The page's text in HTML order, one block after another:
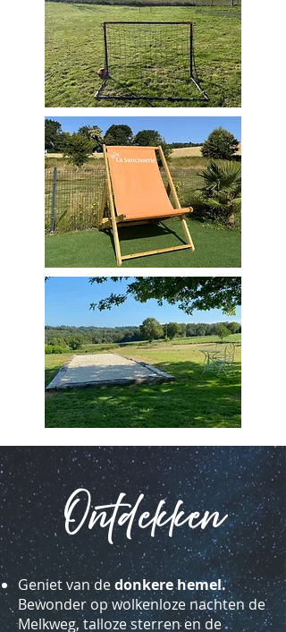
Ontdekken
Geniet van dedonkere hemel.
Bewonder op wolkenloze nachten de
Melkweg, talloze sterren en de